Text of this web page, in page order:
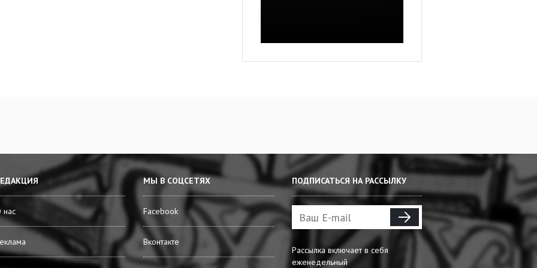
МЫ В СОЦСЕТЯХ
Facebook
Вконтакте
ПОДПИСАТЬСЯ НА РАССЫЛКУ
Рассылка включает в себя
еженедельный